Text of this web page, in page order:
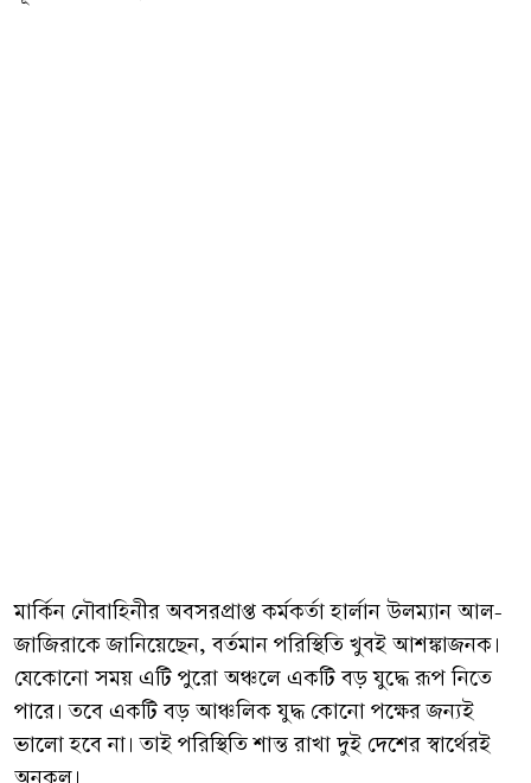
মার্কিন নৌবাহিনীর অবসরপ্রাপ্ত কর্মকর্তা হার্লান উলম্যান আল-
জাজিরাকে জানিয়েছেন, বর্তমান পরিস্থিতি খুবই আশঙ্কাজনক।
যেকোনো সময় এটি পুরো অঞ্চলে একটি বড় যুদ্ধে রূপ নিতে
পারে। তবে একটি বড় আঞ্চলিক যুদ্ধ কোনো পক্ষের জন্যই
ভালো হবে না। তাই পরিস্থিতি শান্ত রাখা দুই দেশের স্বার্থেরই